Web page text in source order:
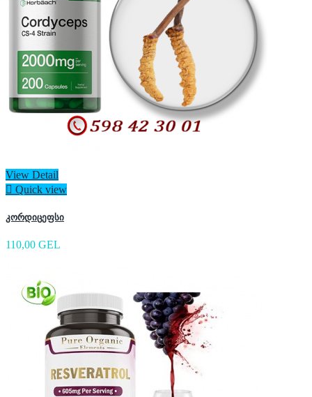
View Detail
 Quick view
კორდიცეფსი
110,00 GEL